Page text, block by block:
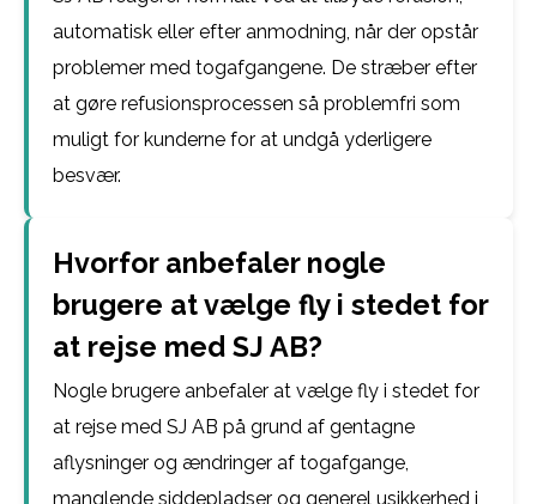
automatisk eller efter anmodning, når der opstår
problemer med togafgangene. De stræber efter
at gøre refusionsprocessen så problemfri som
muligt for kunderne for at undgå yderligere
besvær.
Hvorfor anbefaler nogle
brugere at vælge fly i stedet for
at rejse med SJ AB?
Nogle brugere anbefaler at vælge fly i stedet for
at rejse med SJ AB på grund af gentagne
aflysninger og ændringer af togafgange,
manglende siddepladser og generel usikkerhed i